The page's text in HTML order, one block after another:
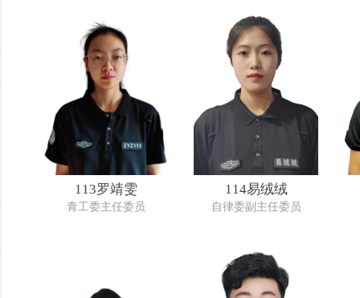
113罗靖雯
青工委主任委员
114易绒绒
自律委副主任委员